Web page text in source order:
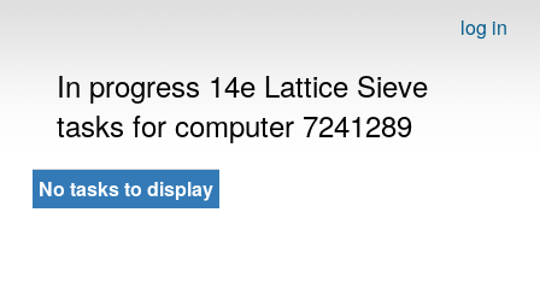
log in
In progress 14e Lattice Sieve
tasks for computer 7241289
No tasks to display